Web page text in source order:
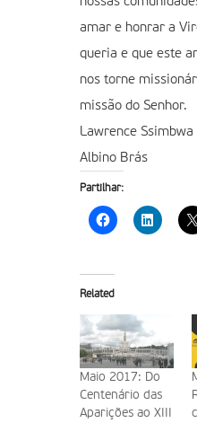
amar e honrar a
queria e que este
nos torne
missão do Senhor.
Lawrence Ssimbwa
Albino Brás
Partilhar:
Related
Maio 2017: Do
Centenário das
Aparições ao XIII